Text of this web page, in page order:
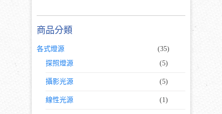
商品分類
各式燈源
(35)
探照燈源
(5)
攝影光源 (5)
線性光源 (1)